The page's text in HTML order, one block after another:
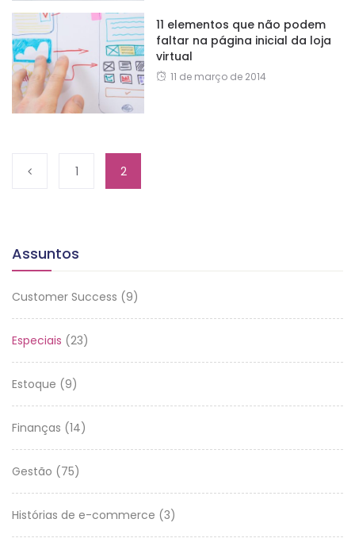
11 elementos que não podem
faltar na página inicial da loja
virtual
11 de março de 2014
1 2
Assuntos
Customer Success (9)
Especiais (23)
Estoque (9)
Finanças (14)
Gestão (75)
Histórias de e-commerce (3)